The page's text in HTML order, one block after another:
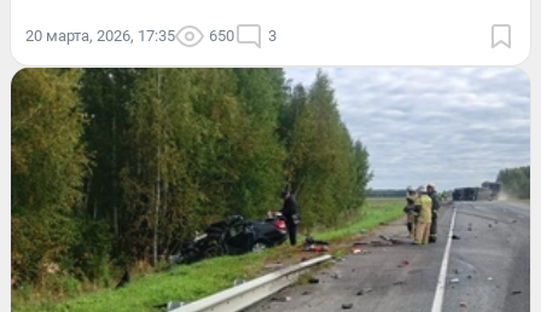
20 марта, 2026, 17:35 650 3